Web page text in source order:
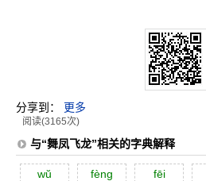
分享到： 更多
阅读(3165次)
与“舞凤飞龙”相关的字典解释
wŭ fèng fēi